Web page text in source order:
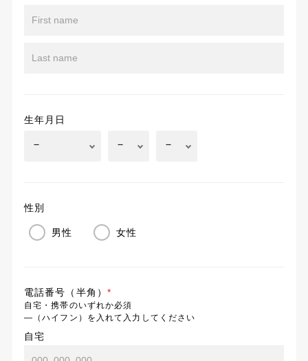
生年月日
性別
男性 女性
電話番号（半角） *
自宅・携帯のいずれか必須
―（ハイフン）を入れて入力してください
自宅